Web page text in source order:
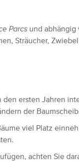
Parcs und abhängig
Sträucher,
den ersten Jahren
der
viel Platz
achten Sie